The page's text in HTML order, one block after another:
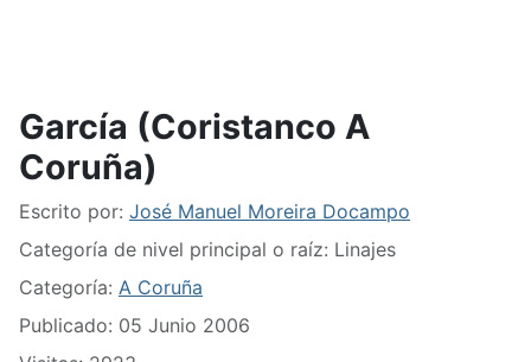
García (Coristanco A
Coruña)
Detalles
Escrito por: José Manuel Moreira Docampo
Categoría de nivel principal o raíz: Linajes
Categoría: A Coruña
Publicado: 05 Junio 2006